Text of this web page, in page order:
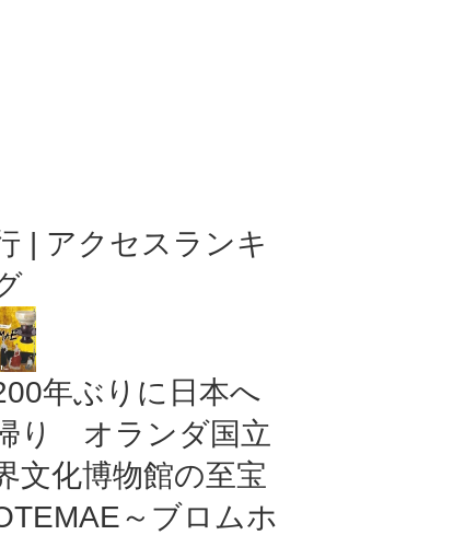
| アクセスランキ
年ぶりに日本へ
り オランダ国立
文化博物館の至宝
～ブロムホ